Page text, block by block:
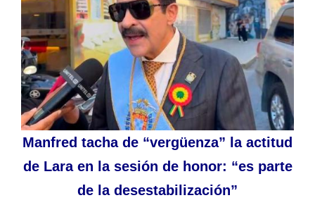
Manfred tacha de “vergüenza” la actitud
de Lara en la sesión de honor: “es parte
de la desestabilización”